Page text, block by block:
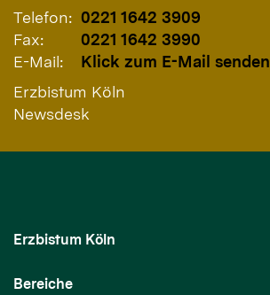
Telefon: 0221 1642 3909
Fax:
0221 1642 3990
E-Mail:
Klick zum E-Mail senden
Erzbistum Köln
Newsdesk
Erzbistum Köln
Bereiche